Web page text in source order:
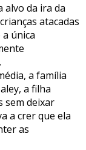
da ira da
atacadas
única
a família
a filha
sem deixar
a crer que ela
as